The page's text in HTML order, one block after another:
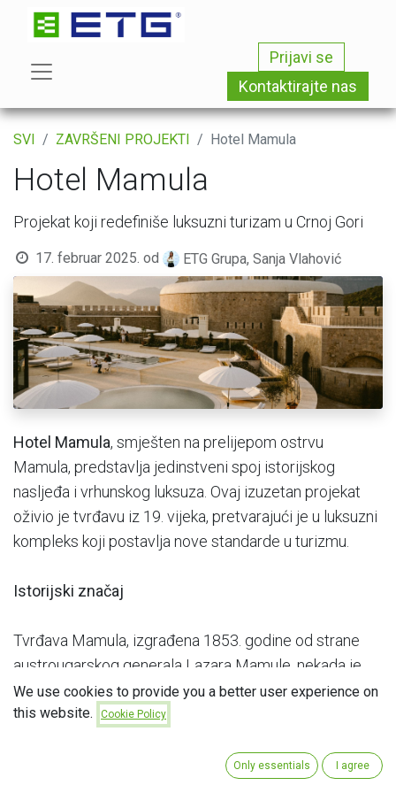
Prijavi se
Kontaktirajte nas
SVI ZAVRŠENI PROJEKTI Hotel Mamula
Hotel Mamula
Projekat koji redefiniše luksuzni turizam u Crnoj Gori
17. februar 2025. od ETG Grupa, Sanja Vlahović
Hotel Mamula, smješten na prelijepom ostrvu
Mamula, predstavlja jedinstveni spoj istorijskog
nasljeđa i vrhunskog luksuza. Ovaj izuzetan projekat
oživio je tvrđavu iz 19. vijeka, pretvarajući je u luksuzni
kompleks koji postavlja nove standarde u turizmu.
Istorijski značaj
Tvrđava Mamula, izgrađena 1853. godine od strane
austrougarskog generala Lazara Mamule, nekada je
bila vojni objekat smješten na ulazu u Bokokotorski
zaliv. Prepoznatljiva po svojoj kružnoj arhitekturi i
We use cookies to provide you a better user experience on
this website.
Cookie Policy
Only essentials I agree